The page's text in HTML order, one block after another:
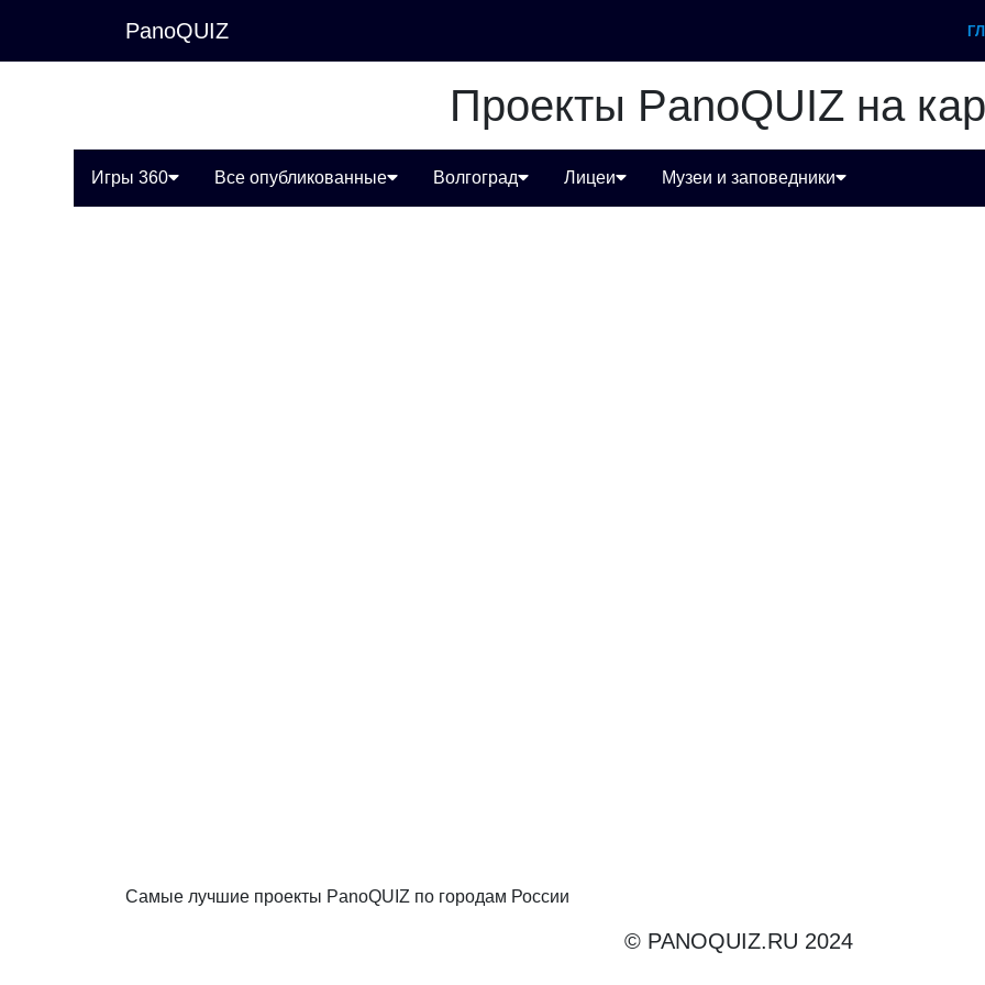
PanoQUIZ
Проекты PanoQUIZ на
Игры 360 Все опубликованные Волгоград Лицеи Музеи и заповедники
Самые лучшие проекты PanoQUIZ по городам России
© PANOQUIZ.RU 2024